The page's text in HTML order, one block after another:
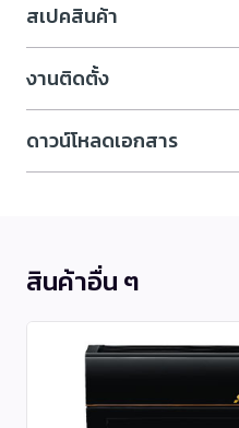
สเปคสินค้า
งานติดตั้ง
ดาวน์โหลดเอกสาร
สินค้าอื่น ๆ